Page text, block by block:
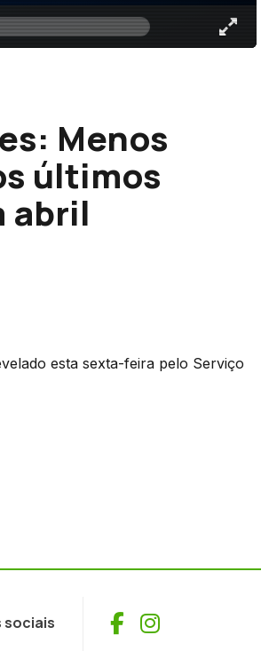
Menos
últimos
abril
esta sexta-feira pelo Serviço
sociais Facebook
Instagram